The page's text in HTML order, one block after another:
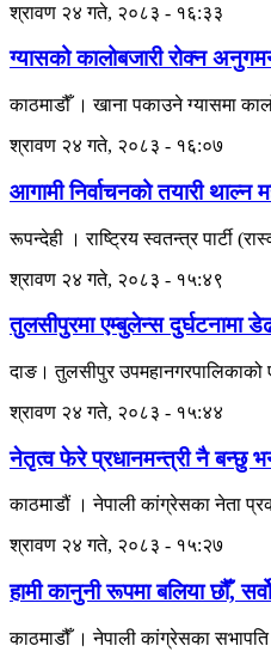
श्रावण २४ गते, २०८३ - १६:३३
ग्यासको कालोबजारी रोक्न
काठमाडौँ । खाना पकाउने ग्यासमा
श्रावण २४ गते, २०८३ - १६:०७
आगामी निर्वाचनको तयारी थाल्न
रूपन्देही । राष्ट्रिय स्वतन्त्र पार्टी
श्रावण २४ गते, २०८३ - १५:४९
तुलसीपुरमा एम्बुलेन्स दुर्घटनामा
दाङ। तुलसीपुर उपमहानगरपालिकाको
श्रावण २४ गते, २०८३ - १५:४४
नेतृत्व फेरे प्रधानमन्त्री नै बन्छु
काठमाडौं । नेपाली कांग्रेसका नेता
श्रावण २४ गते, २०८३ - १५:२७
हामी कानुनी रूपमा बलिया छौँ,
काठमाडौँ । नेपाली कांग्रेसका